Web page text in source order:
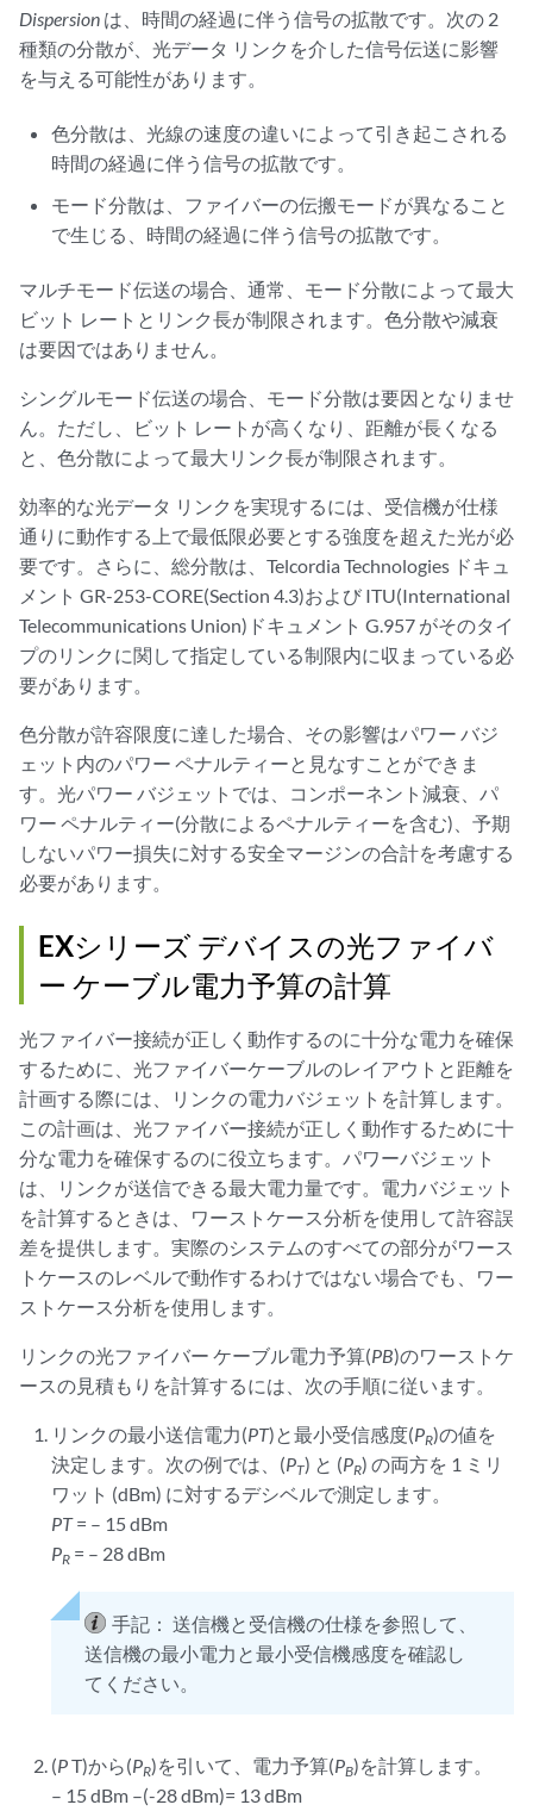
Dispersion は、時間の経過に伴う信号の拡散です。次の 2
種類の分散が、光データ リンクを介した信号伝送に影響
を与える可能性があります。
色分散は、光線の速度の違いによって引き起こされる
時間の経過に伴う信号の拡散です。
モード分散は、ファイバーの伝搬モードが異なること
で生じる、時間の経過に伴う信号の拡散です。
マルチモード伝送の場合、通常、モード分散によって最大
ビット レートとリンク長が制限されます。色分散や減衰
は要因ではありません。
シングルモード伝送の場合、モード分散は要因となりませ
ん。ただし、ビット レートが高くなり、距離が長くなる
と、色分散によって最大リンク長が制限されます。
効率的な光データ リンクを実現するには、受信機が仕様
通りに動作する上で最低限必要とする強度を超えた光が必
要です。さらに、総分散は、Telcordia Technologies ドキュ
メント GR-253-CORE(Section 4.3)および ITU(International
Telecommunications Union)ドキュメント G.957 がそのタイ
プのリンクに関して指定している制限内に収まっている必
要があります。
色分散が許容限度に達した場合、その影響はパワー バジ
ェット内のパワー ペナルティーと見なすことができま
す。光パワー バジェットでは、コンポーネント減衰、パ
ワー ペナルティー(分散によるペナルティーを含む)、予期
しないパワー損失に対する安全マージンの合計を考慮する
必要があります。
EXシリーズ デバイスの光ファイバ
ー ケーブル電力予算の計算
光ファイバー接続が正しく動作するのに十分な電力を確保
するために、光ファイバーケーブルのレイアウトと距離を
計画する際には、リンクの電力バジェットを計算します。
この計画は、光ファイバー接続が正しく動作するために十
分な電力を確保するのに役立ちます。パワーバジェット
は、リンクが送信できる最大電力量です。電力バジェット
を計算するときは、ワーストケース分析を使用して許容誤
差を提供します。実際のシステムのすべての部分がワース
トケースのレベルで動作するわけではない場合でも、ワー
ストケース分析を使用します。
リンクの光ファイバー ケーブル電力予算(PB)のワーストケ
ースの見積もりを計算するには、次の手順に従います。
リンクの最小送信電力(PT)と最小受信感度(PR)の値を
決定します。次の例では、(PT) と (PR) の両方を 1 ミリ
ワット (dBm) に対するデシベルで測定します。
PT= – 15 dBm
PR = – 28 dBm
手記： 送信機と受信機の仕様を参照して、
送信機の最小電力と最小受信機感度を確認し
てください。
(PT)から(PR)を引いて、電力予算(PB)を計算します。
– 15 dBm –(-28 dBm)= 13 dBm